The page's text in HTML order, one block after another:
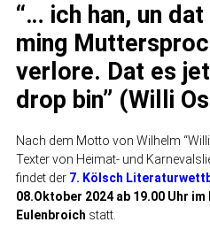
“… ich han, un
ming
verlore. Dat es
drop bin” (Willi
Nach dem Motto von Wilhelm
Texter von Heimat- und
findet der 7. Kölsch
08.Oktober 2024 ab 19.00 Uhr
Eulenbroich statt.